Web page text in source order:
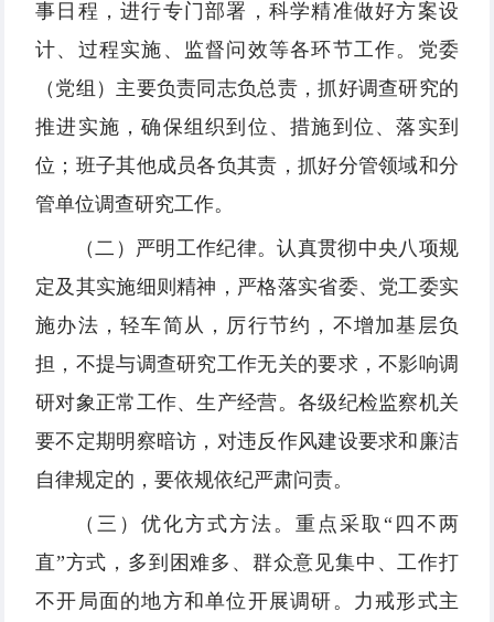
事日程，进行专门部署，科学精准做好方案设
计、过程实施、监督问效等各环节工作。党委
（党组）主要负责同志负总责，抓好调查研究的
推进实施，确保组织到位、措施到位、落实到
位；班子其他成员各负其责，抓好分管领域和分
管单位调查研究工作。
（二）严明工作纪律。认真贯彻中央八项规
定及其实施细则精神，严格落实省委、党工委实
施办法，轻车简从，厉行节约，不增加基层负
担，不提与调查研究工作无关的要求，不影响调
研对象正常工作、生产经营。各级纪检监察机关
要不定期明察暗访，对违反作风建设要求和廉洁
自律规定的，要依规依纪严肃问责。
（三）优化方式方法。重点采取“四不两
直”方式，多到困难多、群众意见集中、工作打
不开局面的地方和单位开展调研。力戒形式主